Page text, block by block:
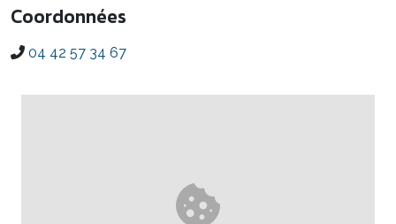
Coordonnées
04 42 57 34 67